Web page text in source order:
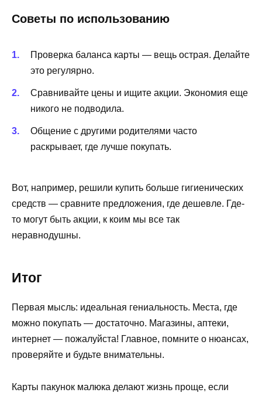
Советы по использованию
Проверка баланса карты — вещь острая. Делайте
это регулярно.
Сравнивайте цены и ищите акции. Экономия еще
никого не подводила.
Общение с другими родителями часто
раскрывает, где лучше покупать.
Вот, например, решили купить больше гигиенических
средств — сравните предложения, где дешевле. Где-
то могут быть акции, к коим мы все так
неравнодушны.
Итог
Первая мысль: идеальная гениальность. Места, где
можно покупать — достаточно. Магазины, аптеки,
интернет — пожалуйста! Главное, помните о нюансах,
проверяйте и будьте внимательны.
Карты пакунок малюка делают жизнь проще, если